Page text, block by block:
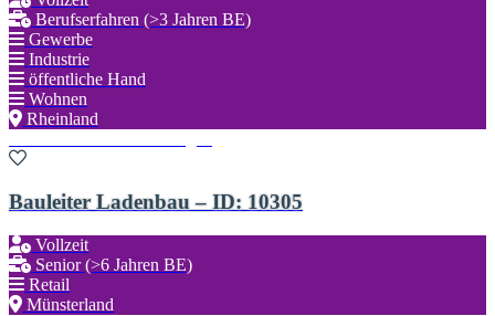
Berufserfahren (>3 Jahren BE)
Gewerbe
Industrie
öffentliche Hand
Wohnen
Rheinland
Bauleiter Ladenbau – ID: 10305
Vollzeit
Senior (>6 Jahren BE)
Retail
Münsterland